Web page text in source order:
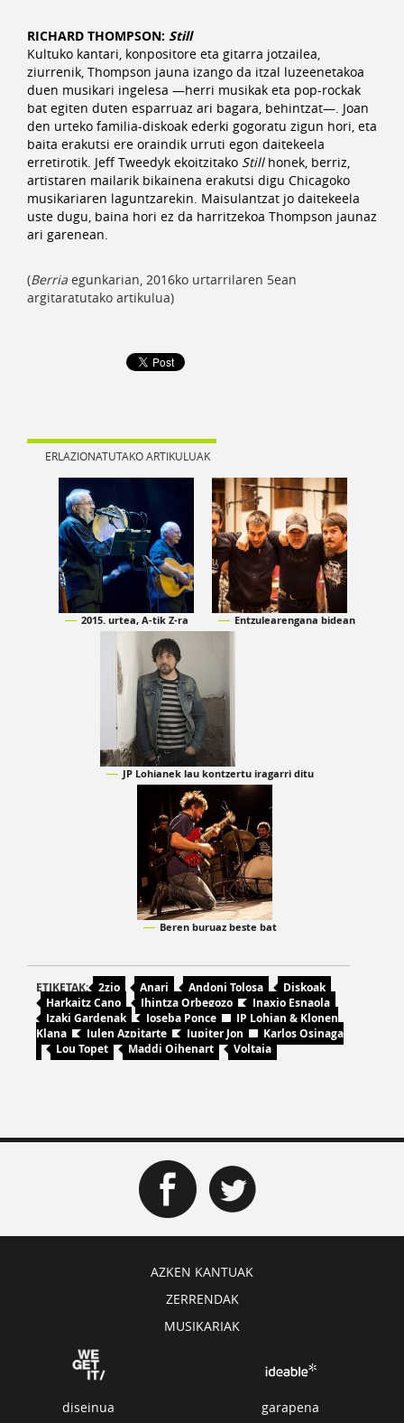
RICHARD THOMPSON: Still
Kultuko kantari, konpositore eta gitarra jotzailea,
ziurrenik, Thompson jauna izango da itzal luzeenetakoa
duen musikari ingelesa —herri musikak eta pop-rockak
bat egiten duten esparruaz ari bagara, behintzat—. Joan
den urteko familia-diskoak ederki gogoratu zigun hori, eta
baita erakutsi ere oraindik urruti egon daitekeela
erretirotik. Jeff Tweedyk ekoitzitako Stillhonek, berriz,
artistaren mailarik bikainena erakutsi digu Chicagoko
musikariaren laguntzarekin. Maisulantzat jo daitekeela
uste dugu, baina hori ez da harritzekoa Thompson jaunaz
ari garenean.
(Berria egunkarian, 2016ko urtarrilaren 5ean
argitaratutako artikulua)
ERLAZIONATUTAKO ARTIKULUAK
2015. urtea, A-tik Z-ra Entzulearengana bidean
JP Lohianek lau kontzertu iragarri ditu
Beren buruaz beste bat
ETIKETAK: 2zio Anari Andoni Tolosa
Diskoak
Harkaitz Cano
Ihintza Orbegozo
Inaxio Esnaola
Izaki Gardenak
Joseba Ponce
JP Lohian & Klonen
Klana
Julen Azpitarte Jupiter Jon
Karlos Osinaga
Lou Topet
Maddi Oihenart Voltaia
AZKEN KANTUAK
ZERRENDAK
MUSIKARIAK
diseinua garapena